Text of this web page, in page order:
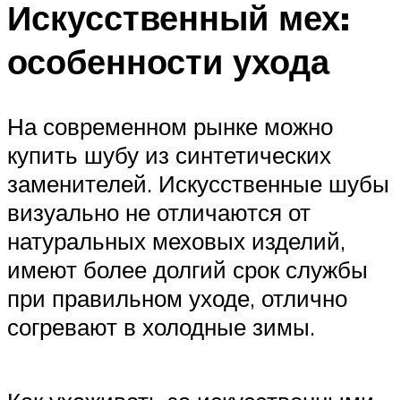
Искусственный мех:
особенности ухода
На современном рынке можно
купить шубу из синтетических
заменителей. Искусственные шубы
визуально не отличаются от
натуральных меховых изделий,
имеют более долгий срок службы
при правильном уходе, отлично
согревают в холодные зимы.